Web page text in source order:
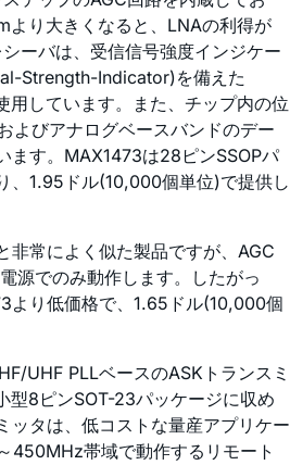
より大きくなると、LNAの利得が
ーバは、受信信号強度インジケー
Strength-Indicator)を備えた
用しています。また、チップ内の位
よびアナログベースバンドのデー
ます。MAX1473は28ピンSSOPパ
、1.95ドル(10,000個単位)で提供し
非常によく似た製品ですが、AGC
源でのみ動作します。したがっ
より低価格で、1.65ドル(10,000個
UHF PLLベースのASKトランスミ
8ピンSOT-23パッケージに収め
ッタは、低コストな量産アプリケー
450MHz帯域で動作するリモート